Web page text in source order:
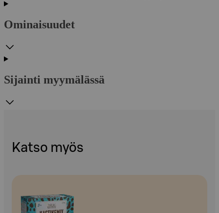
Ominaisuudet
Sijainti myymälässä
Katso myös